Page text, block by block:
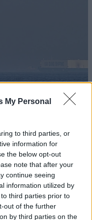
My Personal
to third parties, or
information for
the below opt-out
note that after your
continue seeing
information utilized by
third parties prior to
out of the further
by third parties on the
του Ιράν
το Ομάν – Η